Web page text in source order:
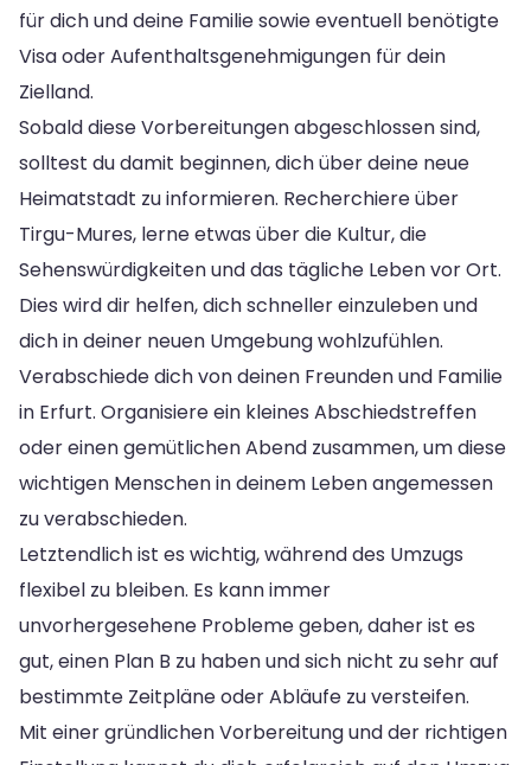
für dich und deine Familie sowie eventuell benötigte
Visa oder Aufenthaltsgenehmigungen für dein
Zielland.
Sobald diese Vorbereitungen abgeschlossen sind,
solltest du damit beginnen, dich über deine neue
Heimatstadt zu informieren. Recherchiere über
Tirgu-Mures, lerne etwas über die Kultur, die
Sehenswürdigkeiten und das tägliche Leben vor Ort.
Dies wird dir helfen, dich schneller einzuleben und
dich in deiner neuen Umgebung wohlzufühlen.
Verabschiede dich von deinen Freunden und Familie
in Erfurt. Organisiere ein kleines Abschiedstreffen
oder einen gemütlichen Abend zusammen, um diese
wichtigen Menschen in deinem Leben angemessen
zu verabschieden.
Letztendlich ist es wichtig, während des Umzugs
flexibel zu bleiben. Es kann immer
unvorhergesehene Probleme geben, daher ist es
gut, einen Plan B zu haben und sich nicht zu sehr auf
bestimmte Zeitpläne oder Abläufe zu versteifen.
Mit einer gründlichen Vorbereitung und der richtigen